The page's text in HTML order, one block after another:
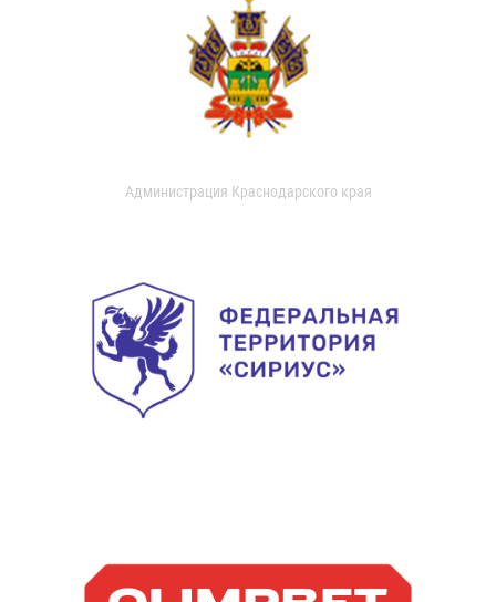
Администрация Краснодарского края